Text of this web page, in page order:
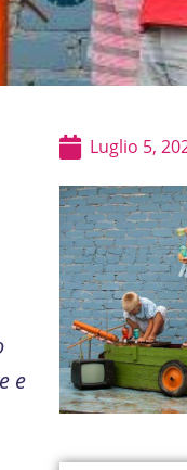
e
Luglio 5,